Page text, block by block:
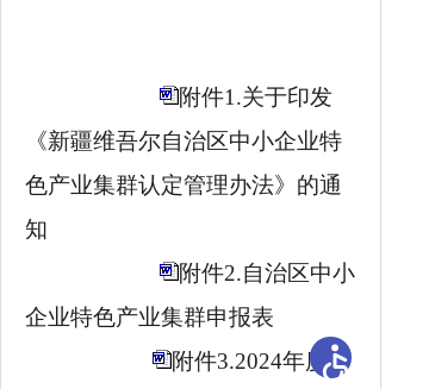
附件1.关于印发
《新疆维吾尔自治区中小企业特
色产业集群认定管理办法》的通
知
附件2.自治区中小
企业特色产业集群申报表
附件3.2024年度中